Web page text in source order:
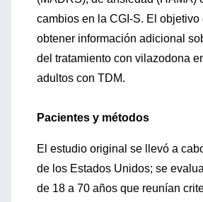
cambios en la CGI-S. El objetivo
obtener información adicional
del tratamiento con vilazodona
adultos con TDM.
Pacientes y métodos
El estudio original se llevó a
de los Estados Unidos; se
de 18 a 70 años que reunían